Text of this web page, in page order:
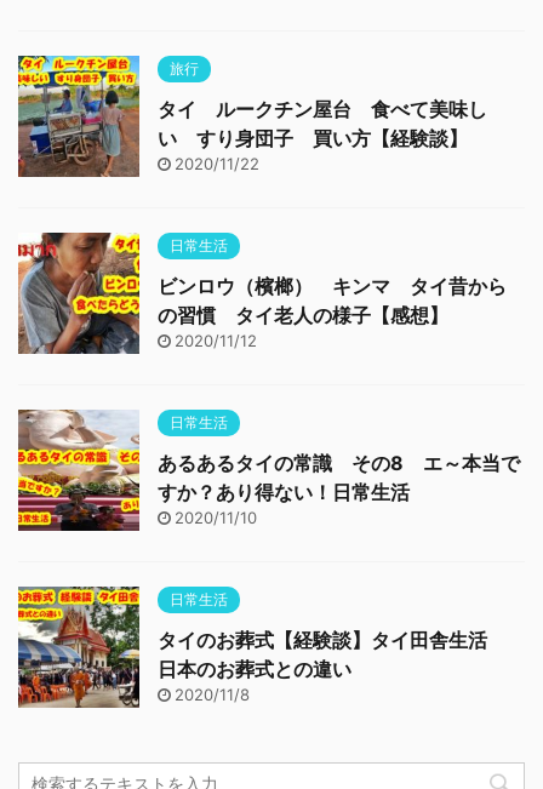
旅行
タイ ルークチン屋台 食べて美味し
い すり身団子 買い方【経験談】
2020/11/22
日常生活
ビンロウ（檳榔） キンマ タイ昔から
の習慣 タイ老人の様子【感想】
2020/11/12
日常生活
あるあるタイの常識 その8 エ～本当で
すか？あり得ない！日常生活
2020/11/10
日常生活
タイのお葬式【経験談】タイ田舎生活
日本のお葬式との違い
2020/11/8